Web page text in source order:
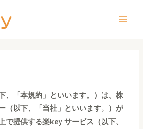
、「本規約」といいます。）は、株
（以下、「当社」といいます。）が
で提供する楽key サービス（以下、